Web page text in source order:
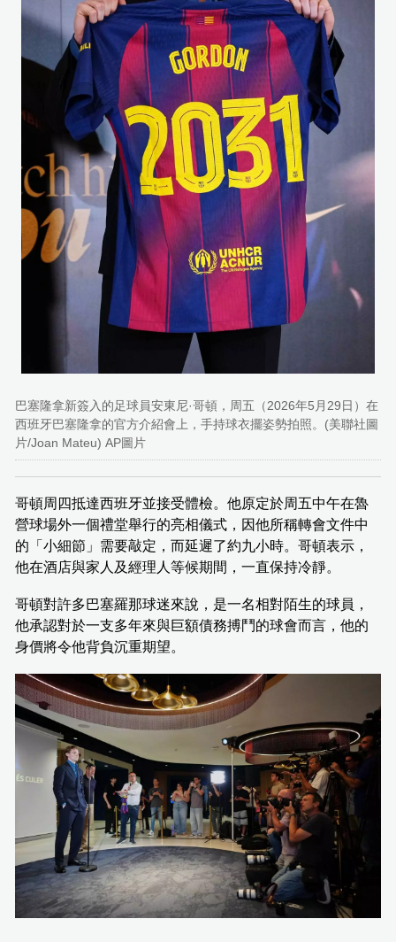
巴塞隆拿新簽入的足球員安東尼·哥頓，周五（2026年5月29日）在
西班牙巴塞隆拿的官方介紹會上，手持球衣擺姿勢拍照。(美聯社圖
片/Joan Mateu) AP圖片
哥頓周四抵達西班牙並接受體檢。他原定於周五中午在魯
營球場外一個禮堂舉行的亮相儀式，因他所稱轉會文件中
的「小細節」需要敲定，而延遲了約九小時。哥頓表示，
他在酒店與家人及經理人等候期間，一直保持冷靜。
哥頓對許多巴塞羅那球迷來說，是一名相對陌生的球員，
他承認對於一支多年來與巨額債務搏鬥的球會而言，他的
身價將令他背負沉重期望。